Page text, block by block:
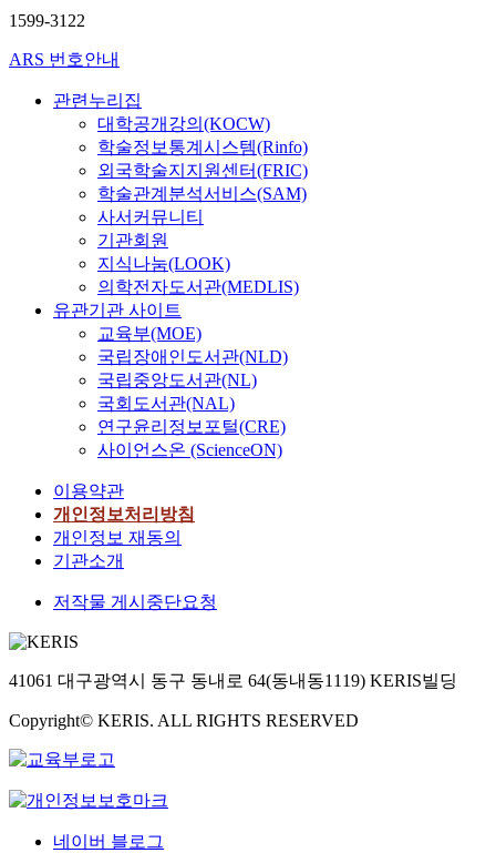
1599-3122
ARS 번호안내
관련누리집
대학공개강의(KOCW)
학술정보통계시스템(Rinfo)
외국학술지지원센터(FRIC)
학술관계분석서비스(SAM)
사서커뮤니티
기관회원
지식나눔(LOOK)
의학전자도서관(MEDLIS)
유관기관 사이트
교육부(MOE)
국립장애인도서관(NLD)
국립중앙도서관(NL)
국회도서관(NAL)
연구윤리정보포털(CRE)
사이언스온 (ScienceON)
이용약관
개인정보처리방침
개인정보 재동의
기관소개
저작물 게시중단요청
41061 대구광역시 동구 동내로 64(동내동1119) KERIS빌딩
Copyright© KERIS. ALL RIGHTS RESERVED
네이버 블로그